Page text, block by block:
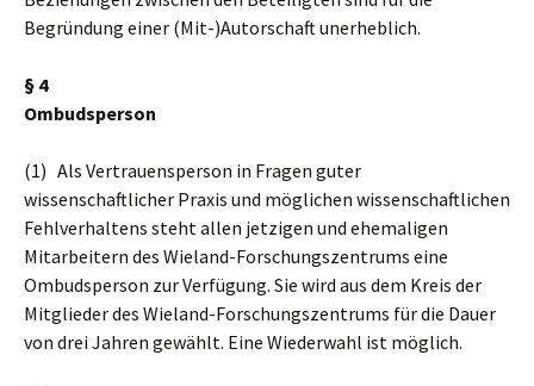
Begründung einer (Mit-)Autorschaft unerheblich.
§ 4
Ombudsperson
(1) Als Vertrauensperson in Fragen guter
wissenschaftlicher Praxis und möglichen wissenschaftlichen
Fehlverhaltens steht allen jetzigen und ehemaligen
Mitarbeitern des Wieland-Forschungszentrums eine
Ombudsperson zur Verfügung. Sie wird aus dem Kreis der
Mitglieder des Wieland-Forschungszentrums für die Dauer
von drei Jahren gewählt. Eine Wiederwahl ist möglich.